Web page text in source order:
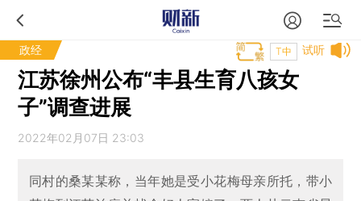
政经 试听
T中
江苏徐州公布“丰县生育八孩女
子”调查进展
2022年02月07日 23:03
同村的桑某某称，当年她是受小花梅母亲所托，带小